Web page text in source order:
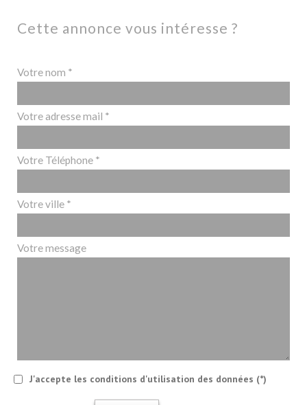
cette annonce vous intéresse ?
Votre nom *
Votre adresse mail *
Votre Téléphone *
Votre ville *
Votre message
J'accepte les conditions d'utilisation des données (*)